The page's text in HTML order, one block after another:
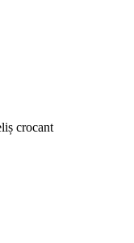
crocant